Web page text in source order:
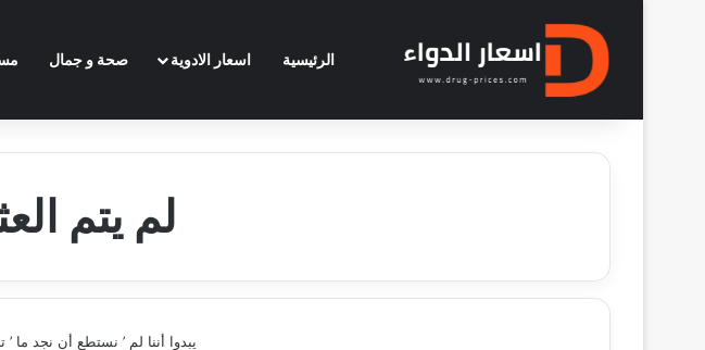
الرئيسية اسعار الادوية صحة و جمال
لم يتم
يبدوا أننا لم ’ نستطع أن نجد